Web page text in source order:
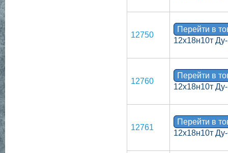
12750
Перейти в
12х18н10т
12760
Перейти в
12х18н10т
12761
Перейти в
12х18н10т